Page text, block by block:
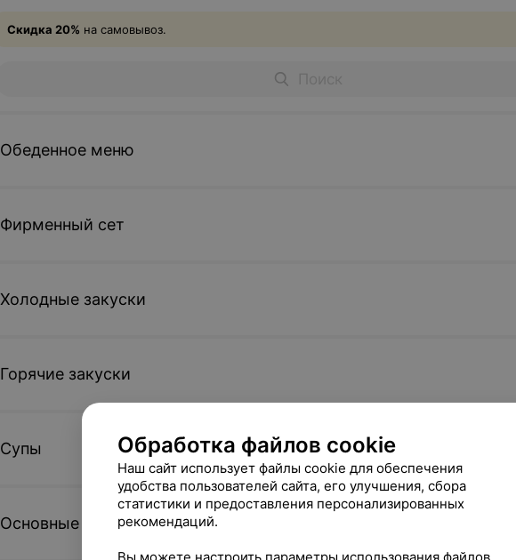
Скидка 20% на самовывоз.
Обеденное меню
Фирменный сет
Холодные закуски
Горячие закуски
Супы
Основные блюда
Обработка файлов cookie
Наш сайт использует файлы cookie для обеспечения
удобства пользователей сайта, его улучшения, сбора
статистики и предоставления персонализированных
рекомендаций.